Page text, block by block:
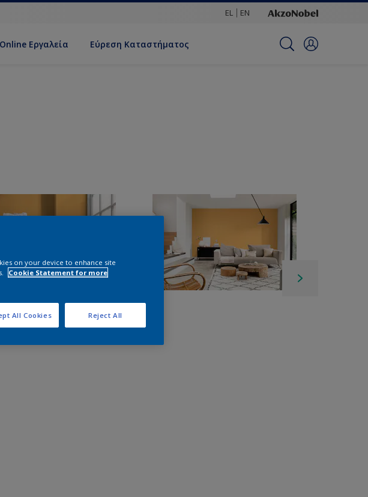
EL EN
Εργαλεία Εύρεση Καταστήματος
on your device to enhance site
Cookie Statement for more
Reject All
All Cookies